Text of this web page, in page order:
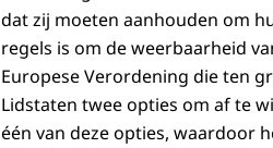
dat zij moeten aanhouden om
regels is om de weerbaarheid
Europese Verordening die ten
Lidstaten twee opties om af te
één van deze opties, waardoor